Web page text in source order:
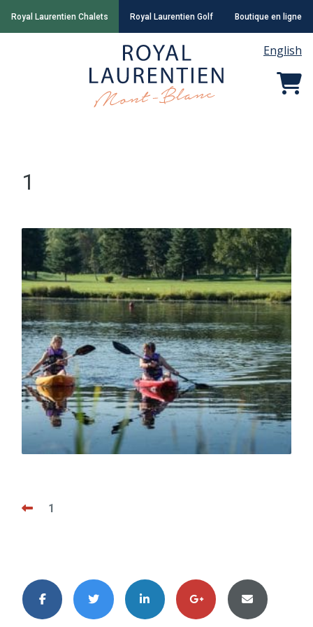
Royal Laurentien Chalets Royal Laurentien Golf Boutique en ligne
English
1
de
1